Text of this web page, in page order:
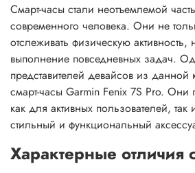
Смарт-часы стали неотъемлемой
современного человека. Они не
отслеживать физическую
выполнение повседневных задач.
представителей девайсов из данной
смарт-часы Garmin Fenix 7S Pro. Они
как для активных пользователей, так
стильный и функциональный
Характерные отличия